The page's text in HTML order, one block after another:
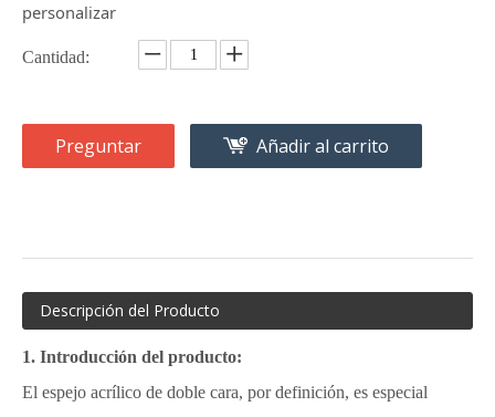
personalizar
Cantidad:
Preguntar Añadir al carrito
Descripción del Producto
1. Introducción del producto:
El espejo acrílico de doble cara, por definición, es especial